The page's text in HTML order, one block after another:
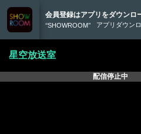
会員登録はアプリをダウンロ
‘‘SHOWROOM’’ アプリダウン
星空放送室
配信停止中